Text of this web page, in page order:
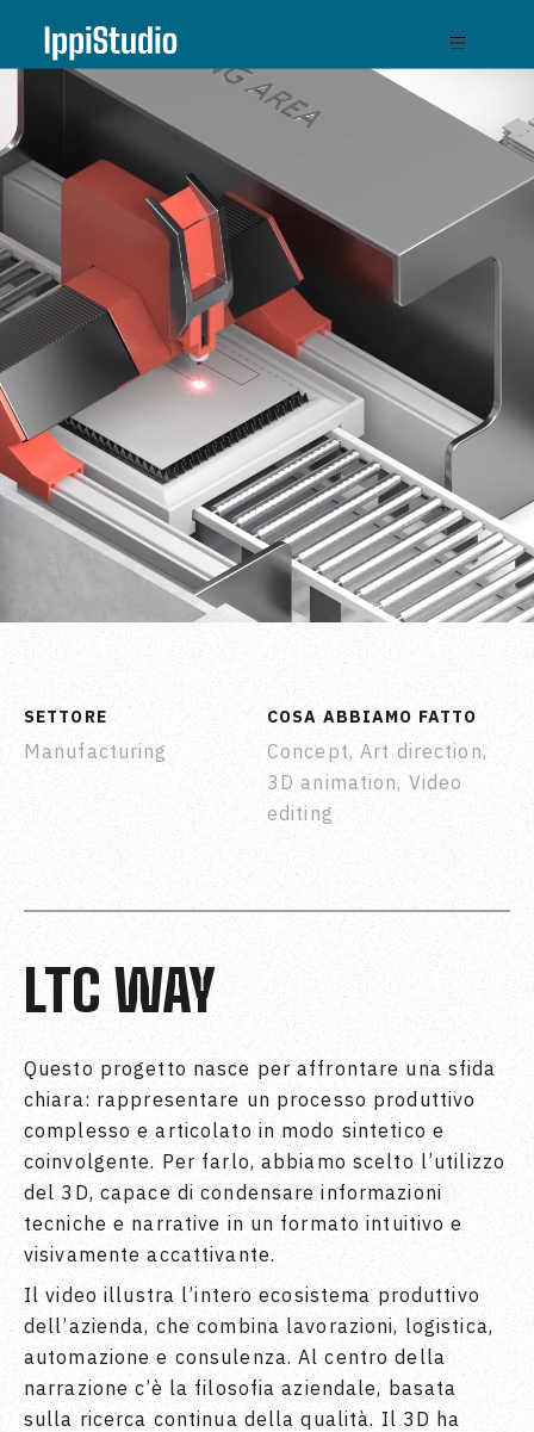
LTC WAY
SETTORE
Manufacturing
COSA ABBIAMO FATTO
Concept, Art direction,
3D animation, Video
editing
Questo progetto nasce per affrontare una sfida
chiara: rappresentare un processo produttivo
complesso e articolato in modo sintetico e
coinvolgente. Per farlo, abbiamo scelto l’utilizzo
del 3D, capace di condensare informazioni
tecniche e narrative in un formato intuitivo e
visivamente accattivante.
Il video illustra l’intero ecosistema produttivo
dell’azienda, che combina lavorazioni, logistica,
automazione e consulenza. Al centro della
narrazione c’è la filosofia aziendale, basata
sulla ricerca continua della qualità. Il 3D ha